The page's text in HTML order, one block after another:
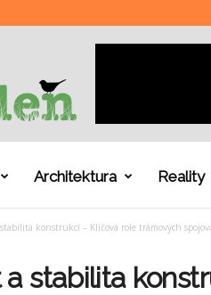
Architektura Reality
konstrukcí – Klíčová role trámových
stabilita